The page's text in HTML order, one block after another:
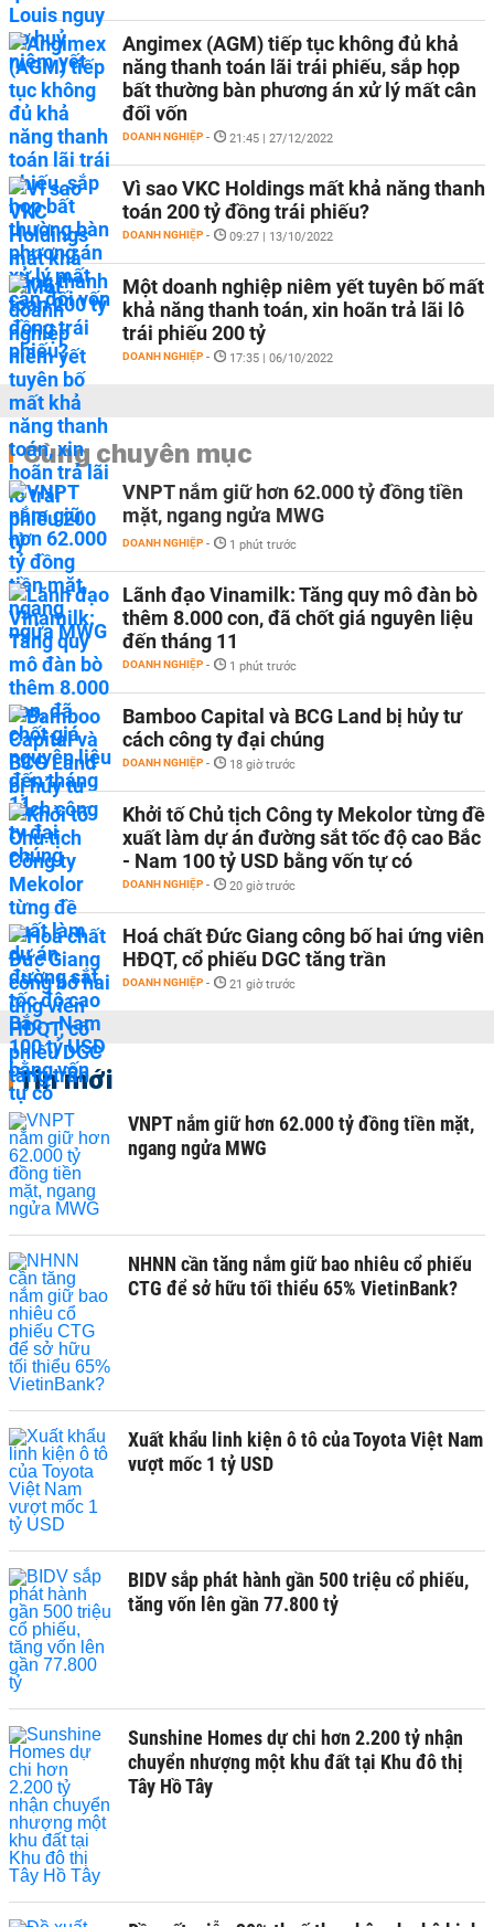
Angimex (AGM) tiếp tục không đủ khả
năng thanh toán lãi trái phiếu, sắp họp
bất thường bàn phương án xử lý mất cân
đối vốn
DOANH NGHIỆP - 21:45 | 27/12/2022
Vì sao VKC Holdings mất khả năng thanh
toán 200 tỷ đồng trái phiếu?
DOANH NGHIỆP - 09:27 | 13/10/2022
Một doanh nghiệp niêm yết tuyên bố mất
khả năng thanh toán, xin hoãn trả lãi lô
trái phiếu 200 tỷ
DOANH NGHIỆP - 17:35 | 06/10/2022
Cùng chuyên mục
VNPT nắm giữ hơn 62.000 tỷ đồng tiền
mặt, ngang ngửa MWG
DOANH NGHIỆP - 1 phút trước
Lãnh đạo Vinamilk: Tăng quy mô đàn bò
thêm 8.000 con, đã chốt giá nguyên liệu
đến tháng 11
DOANH NGHIỆP - 1 phút trước
Bamboo Capital và BCG Land bị hủy tư
cách công ty đại chúng
DOANH NGHIỆP - 18 giờ trước
Khởi tố Chủ tịch Công ty Mekolor từng đề
xuất làm dự án đường sắt tốc độ cao Bắc
- Nam 100 tỷ USD bằng vốn tự có
DOANH NGHIỆP - 20 giờ trước
Hoá chất Đức Giang công bố hai ứng viên
HĐQT, cổ phiếu DGC tăng trần
DOANH NGHIỆP - 21 giờ trước
Tin mới
VNPT nắm giữ hơn 62.000 tỷ đồng tiền mặt,
ngang ngửa MWG
NHNN cần tăng nắm giữ bao nhiêu cổ phiếu
CTG để sở hữu tối thiểu 65% VietinBank?
Xuất khẩu linh kiện ô tô của Toyota Việt Nam
vượt mốc 1 tỷ USD
BIDV sắp phát hành gần 500 triệu cổ phiếu,
tăng vốn lên gần 77.800 tỷ
Sunshine Homes dự chi hơn 2.200 tỷ nhận
chuyển nhượng một khu đất tại Khu đô thị
Tây Hồ Tây